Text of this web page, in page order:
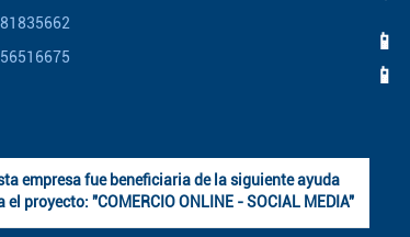
📱
📱
empresa fue beneficiaria de la siguiente ayuda
el proyecto: "COMERCIO ONLINE - SOCIAL MEDIA"